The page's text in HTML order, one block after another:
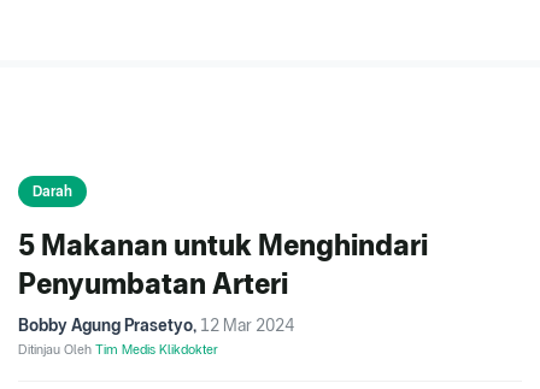
Darah
5 Makanan untuk Menghindari
Penyumbatan Arteri
Bobby Agung Prasetyo, 12 Mar 2024
Ditinjau Oleh Tim Medis Klikdokter